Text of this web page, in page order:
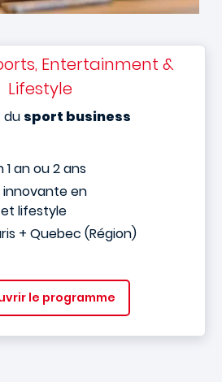
Entertainment &
Lifestyle
du sport business
an ou 2 ans
en
lifestyle
+ Quebec (Région)
le programme